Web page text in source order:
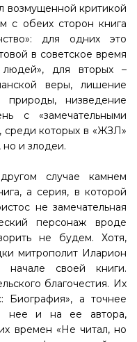
возмущенной критикой
с обеих сторон книга
для одних это
в советское время
людей», для вторых –
веры, лишение
природы, низведение
с «замечательными
среди которых в «ЖЗЛ»
но и злодеи.
случае камнем
а серия, в которой
не замечательная
персонаж вроде
не будем. Хотя,
митрополит Иларион
своей книги.
благочестия. Их
Биография», а точнее
нее и на ее автора,
времен «Не читал, но